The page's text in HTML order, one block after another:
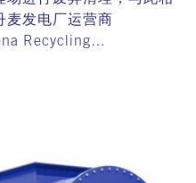
麦发电厂运营商
Recycling…